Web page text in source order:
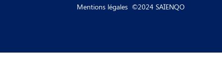
Mentions légales​ ©2024 SAÏENQO